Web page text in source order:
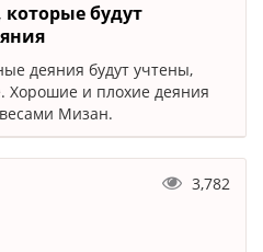
будут
деяния будут учтены,
и плохие деяния
Мизан.
3,782